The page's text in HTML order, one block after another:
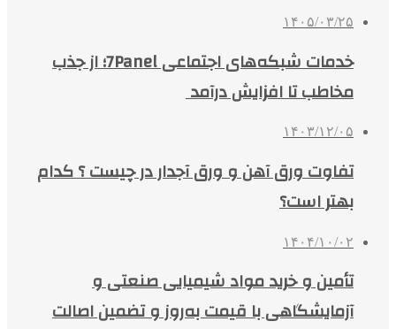
۱۴۰۵/۰۳/۲۵
خدمات شبکه‌های اجتماعی 7Panel؛ از جذب
مخاطب تا افزایش درآمد
۱۴۰۳/۱۲/۰۵
تفاوت ورق آهن و ورق آجدار در چیست ؟ کدام
بهتر است؟
۱۴۰۴/۱۰/۰۲
تأمین و خرید مواد شیمیایی صنعتی و
آزمایشگاهی با قیمت به‌روز و تضمین اصالت